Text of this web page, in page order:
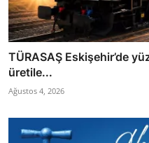
TÜRASAŞ Eskişehir’de
üretile...
Ağustos 4, 2026